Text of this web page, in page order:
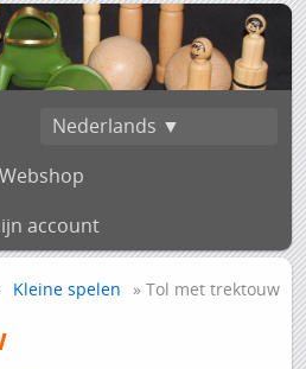
Nederlands ▼
Webshop
account
Kleine spelen » Tol met trektouw